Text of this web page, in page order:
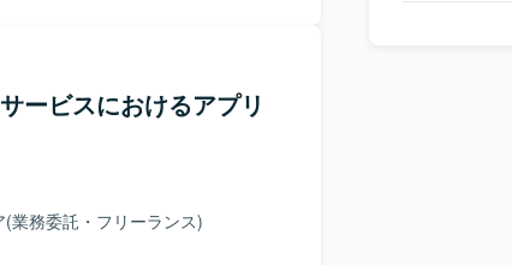
Studio、Github 開発言語：Kotlin イ
コミュニケーションツール：
ービスにおけるアプリ
(業務委託・フリーランス)